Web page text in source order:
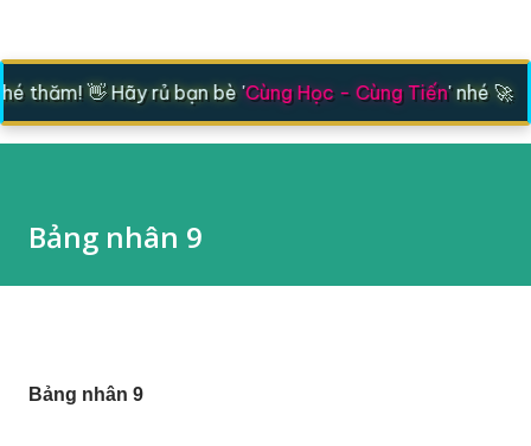
thăm! 👋 Hãy rủ bạn bè 'Cùng Học - Cùng Tiến' nhé 🚀
Bảng nhân 9
Bảng nhân 9